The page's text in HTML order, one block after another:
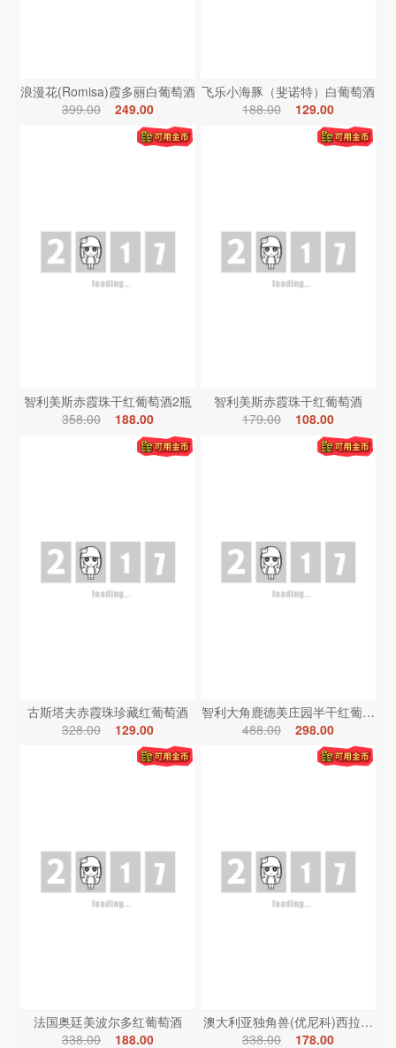
浪漫花(Romisa)霞多丽白葡萄酒
399.00
249.00
飞乐小海豚（斐诺特）白葡萄酒
188.00
129.00
智利美斯赤霞珠干红葡萄酒2瓶
358.00
188.00
智利美斯赤霞珠干红葡萄酒
179.00
108.00
古斯塔夫赤霞珠珍藏红葡萄酒
328.00
129.00
智利大角鹿德美庄园半干红葡萄酒
488.00
298.00
法国奥廷美波尔多红葡萄酒
338.00
188.00
澳大利亚独角兽(优尼科)西拉红葡
338.00
178.00